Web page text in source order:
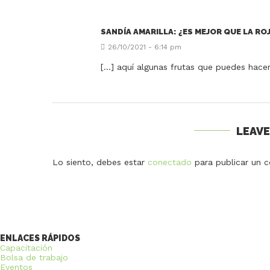
SANDÍA AMARILLA: ¿ES MEJOR QUE LA
26/10/2021 - 6:14 pm
[…] aquí algunas frutas que puedes
Lo siento, debes estar conectado para publicar un
ENLACES RÁPIDOS
Capacitación
Bolsa de trabajo
Eventos